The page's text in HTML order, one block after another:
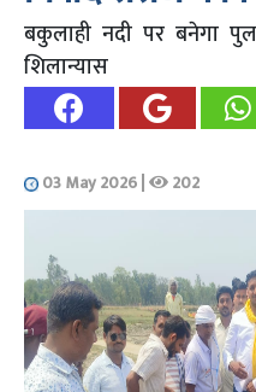
बकुलाही नदी पर बनेगा
शिलान्यास
03 May 2026| 202